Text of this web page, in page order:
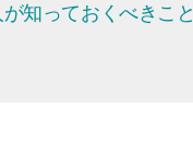
知っておくべきこと